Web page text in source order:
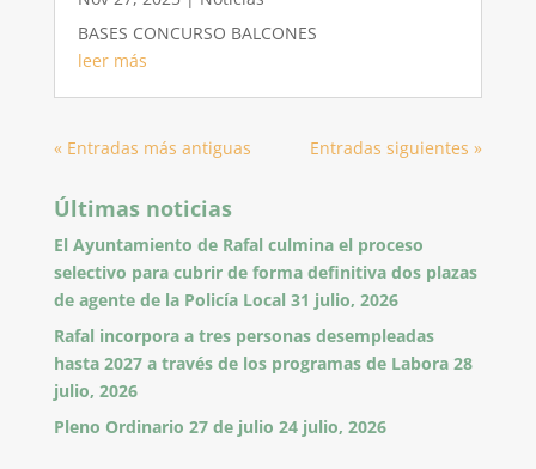
BASES CONCURSO BALCONES
leer más
« Entradas más antiguas Entradas siguientes »
Últimas noticias
El Ayuntamiento de Rafal culmina el proceso
selectivo para cubrir de forma definitiva dos plazas
de agente de la Policía Local 31 julio, 2026
Rafal incorpora a tres personas desempleadas
hasta 2027 a través de los programas de Labora 28
julio, 2026
Pleno Ordinario 27 de julio 24 julio, 2026